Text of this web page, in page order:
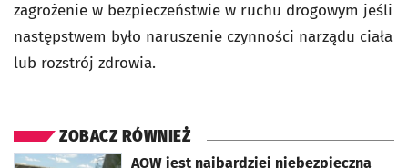
zagrożenie w bezpieczeństwie w ruchu drogowym jeśli
następstwem było naruszenie czynności narządu ciała
lub rozstrój zdrowia.
ZOBACZ RÓWNIEŻ
AOW jest najbardziej niebezpieczną
otworzy się w nowej karcie